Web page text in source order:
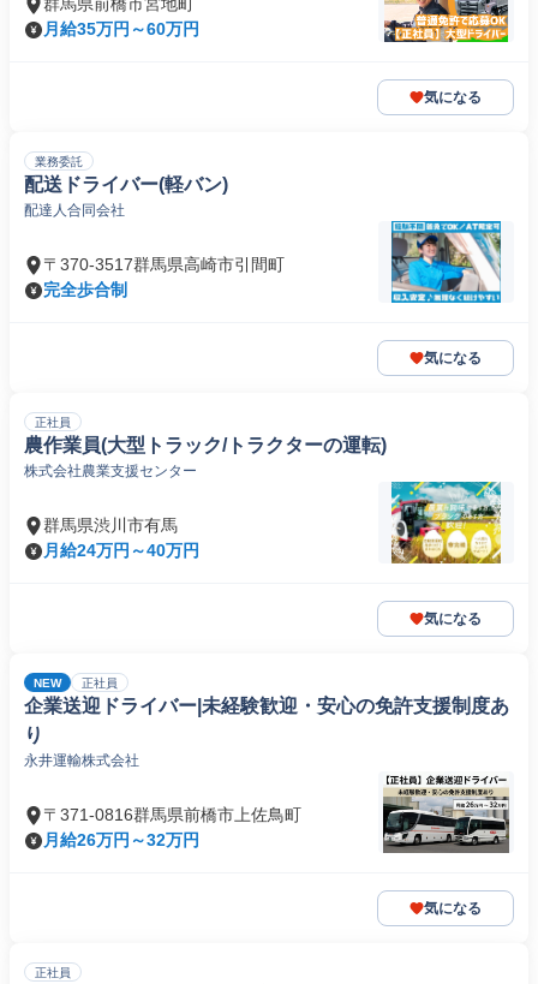
月給35万円～60万円
気になる
業務委託
配送ドライバー(軽バン)
配達人合同会社
〒370-3517群馬県高崎市引間町
完全歩合制
気になる
正社員
農作業員(大型トラック/トラクターの運転)
株式会社農業支援センター
群馬県渋川市有馬
月給24万円～40万円
気になる
NEW 正社員
企業送迎ドライバー|未経験歓迎・安心の免許支援制度あ
り
永井運輸株式会社
〒371-0816群馬県前橋市上佐鳥町
月給26万円～32万円
気になる
正社員